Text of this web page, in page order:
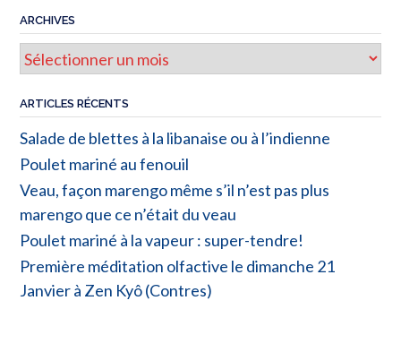
ARCHIVES
Archives
ARTICLES RÉCENTS
Salade de blettes à la libanaise ou à l’indienne
Poulet mariné au fenouil
Veau, façon marengo même s’il n’est pas plus
marengo que ce n’était du veau
Poulet mariné à la vapeur : super-tendre!
Première méditation olfactive le dimanche 21
Janvier à Zen Kyô (Contres)